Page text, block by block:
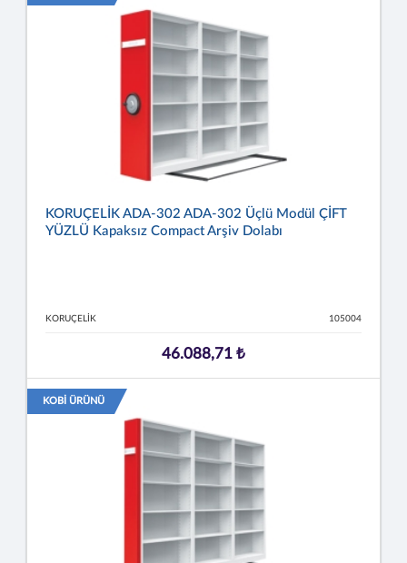
KORUÇELİK ADA-302 ADA-302 Üçlü Modül ÇİFT
YÜZLÜ Kapaksız Compact Arşiv Dolabı
KORUÇELİK 105004
46.088,71 ₺
KOBİ ÜRÜNÜ